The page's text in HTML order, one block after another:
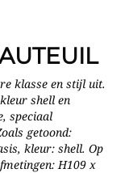
klasse en stijl uit.
shell en
speciaal
getoond:
kleur: shell. Op
H109 x